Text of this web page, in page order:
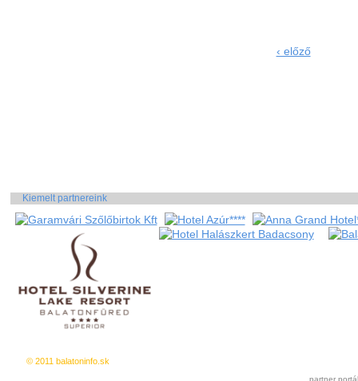
‹ előző
Kiemelt partnereink
© 2011 balatoninfo.sk
partner